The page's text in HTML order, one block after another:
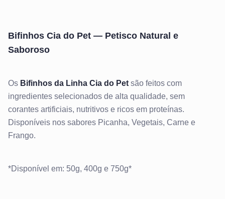
Bifinhos Cia do Pet — Petisco Natural e
Saboroso
Os Bifinhos da Linha Cia do Pet são feitos com
ingredientes selecionados de alta qualidade, sem
corantes artificiais, nutritivos e ricos em proteínas.
Disponíveis nos sabores Picanha, Vegetais, Carne e
Frango.
*Disponível em: 50g, 400g e 750g*